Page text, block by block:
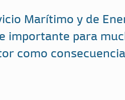
Marítimo y de
importante para
como